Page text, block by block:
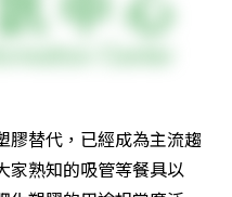
膠替代，已經成為主流趨
家熟知的吸管等餐具以